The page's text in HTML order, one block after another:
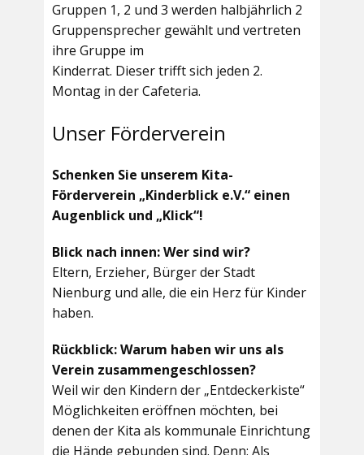
Gruppen 1, 2 und 3 werden halbjährlich 2
Gruppensprecher gewählt und vertreten
ihre Gruppe im
Kinderrat. Dieser trifft sich jeden 2.
Montag in der Cafeteria.
Unser Förderverein
Schenken Sie unserem Kita-
Förderverein „Kinderblick e.V.“ einen
Augenblick und „Klick“!
Blick nach innen: Wer sind wir?
Eltern, Erzieher, Bürger der Stadt
Nienburg und alle, die ein Herz für Kinder
haben.
Rückblick: Warum haben wir uns als
Verein zusammengeschlossen?
Weil wir den Kindern der „Entdeckerkiste“
Möglichkeiten eröffnen möchten, bei
denen der Kita als kommunale Einrichtung
die Hände gebunden sind. Denn: Als